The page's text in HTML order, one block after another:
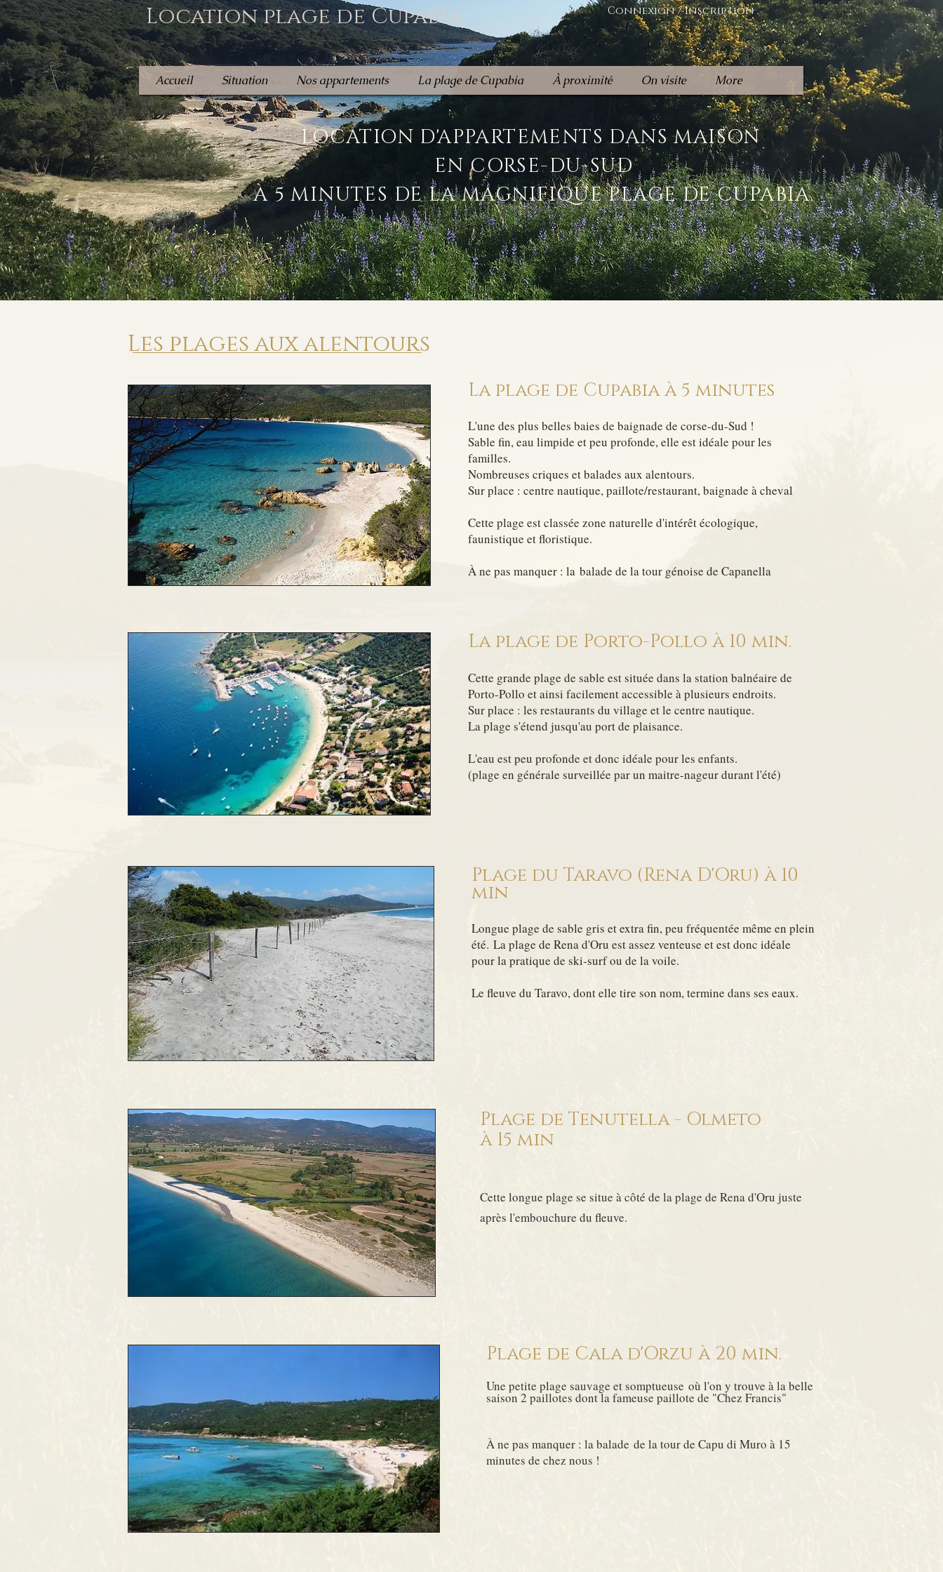
Location plage de Cupabia Connexion / Inscription
Accueil Situation Nos appartements La plage de Cupabia À proximité On visite More
LOCATION D'APPARTEMENTS DANS MAISON
EN CORSE-DU-SUD
À 5 MINUTES DE LA MAGNIFIQUE PLAGE DE CUPABIA.
Les plages aux alentours
La plage de Cupabia à 5 minutes
L'une des plus belles baies de baignade de corse-du-Sud !
Sable fin, eau limpide et peu profonde, elle est idéale pour les
familles.
Nombreuses criques et balades aux alentours.
Sur place : centre nautique, paillote/restaurant, baignade à cheval
Cette plage est classée zone naturelle d'intérêt écologique,
faunistique et floristique.
À ne pas manquer : la balade de la tour génoise de Capanella
La plage de Porto-Pollo à 10 min.
Cette grande plage de sable est située dans la station balnéaire de
Porto-Pollo et ainsi facilement accessible à plusieurs endroits.
Sur place : les restaurants du village et le centre nautique.
La plage s'étend jusqu'au port de plaisance.
L'eau est peu profonde et donc idéale pour les enfants.
(plage en générale surveillée par un maitre-nageur durant l'été)
Plage du Taravo (Rena D'Oru) à 10
min
Longue plage de sable gris et extra fin, peu fréquentée même en plein
été. La plage de Rena d'Oru est assez venteuse et est donc idéale
pour la pratique de ski-surf ou de la voile.
Le fleuve du Taravo, dont elle tire son nom, termine dans ses eaux.
Plage de Tenutella - Olmeto
à 15 min
Cette longue plage se situe à côté de la plage de Rena d'Oru juste
après l'embouchure du fleuve.
Plage de Cala d'Orzu à 20 min.
Une petite plage sauvage et somptueuse où l'on y trouve à la belle
saison 2 paillotes dont la fameuse paillote de "Chez Francis"
À ne pas manquer : la balade de la tour de Capu di Muro à 15
minutes de chez nous !